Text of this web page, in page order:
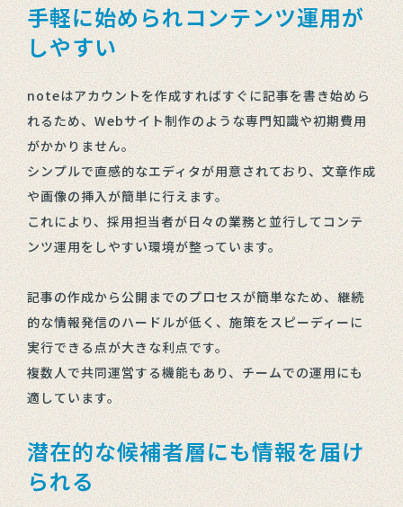
手軽に始められコンテンツ運用が
しやすい
noteはアカウントを作成すればすぐに記事を書き始めら
れるため、Webサイト制作のような専門知識や初期費用
がかかりません。
シンプルで直感的なエディタが用意されており、文章作成
や画像の挿入が簡単に行えます。
これにより、採用担当者が日々の業務と並行してコンテ
ンツ運用をしやすい環境が整っています。
記事の作成から公開までのプロセスが簡単なため、継続
的な情報発信のハードルが低く、施策をスピーディーに
実行できる点が大きな利点です。
複数人で共同運営する機能もあり、チームでの運用にも
適しています。
潜在的な候補者層にも情報を届け
られる